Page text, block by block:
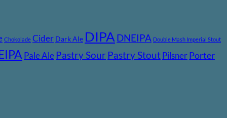
Chokolade Cider Dark Ale DIPA DNEIPA Double Mash Imperial Stout
Pale Ale Pastry Sour Pastry StoutPilsnerPorter